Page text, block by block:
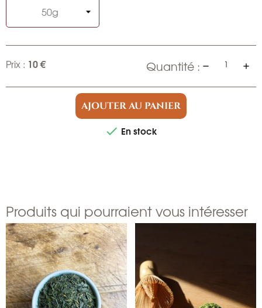
Prix : 10 € Quantité :
AJOUTER AU PANIER
 En stock
Produits qui pourraient vous intéresser